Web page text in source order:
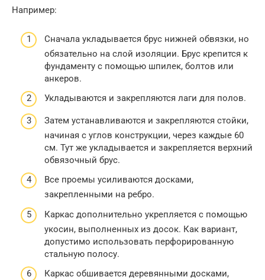
Например:
Сначала укладывается брус нижней обвязки, но
обязательно на слой изоляции. Брус крепится к
фундаменту с помощью шпилек, болтов или
анкеров.
Укладываются и закрепляются лаги для полов.
Затем устанавливаются и закрепляются стойки,
начиная с углов конструкции, через каждые 60
см. Тут же укладывается и закрепляется верхний
обвязочный брус.
Все проемы усиливаются досками,
закрепленными на ребро.
Каркас дополнительно укрепляется с помощью
укосин, выполненных из досок. Как вариант,
допустимо использовать перфорированную
стальную полосу.
Каркас обшивается деревянными досками,